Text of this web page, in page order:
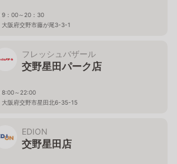
9：00～20：30
大阪府交野市藤が尾3-3-1
フレッシュバザール
交野星田パーク店
8:00～22:00
大阪府交野市星田北6-35-15
EDION
交野星田店